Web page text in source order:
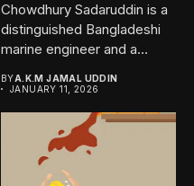
Chowdhury Sadaruddin is a
distinguished Bangladeshi
marine engineer and a
BYA.K.M JAMAL UDDIN
JANUARY 11, 2026